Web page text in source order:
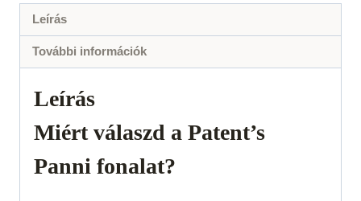
mennyiség
Leírás
További információk
Leírás
Miért válaszd a Patent’s
Panni fonalat?